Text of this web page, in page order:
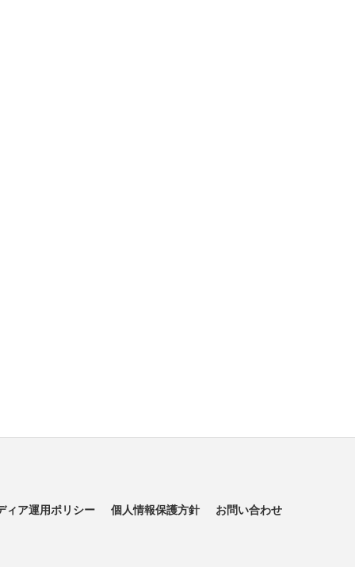
ィア運用ポリシー 個人情報保護方針 お問い合わせ